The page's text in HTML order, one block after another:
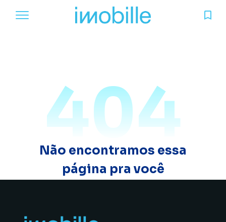
404
Não encontramos essa
página pra você